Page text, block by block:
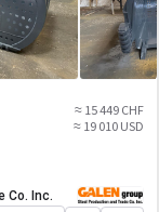
≈ 15 449 CHF
≈ 19 010 USD
Co. Inc.